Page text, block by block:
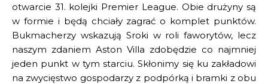
otwarcie 31. kolejki Premier League. Obie drużyny są
w formie i będą chciały zagrać o komplet punktów.
Bukmacherzy wskazują Sroki w roli faworytów, lecz
naszym zdaniem Aston Villa zdobędzie co najmniej
jeden punkt w tym starciu. Skłonimy się ku zakładowi
na zwycięstwo gospodarzy z podpórką i bramki z obu